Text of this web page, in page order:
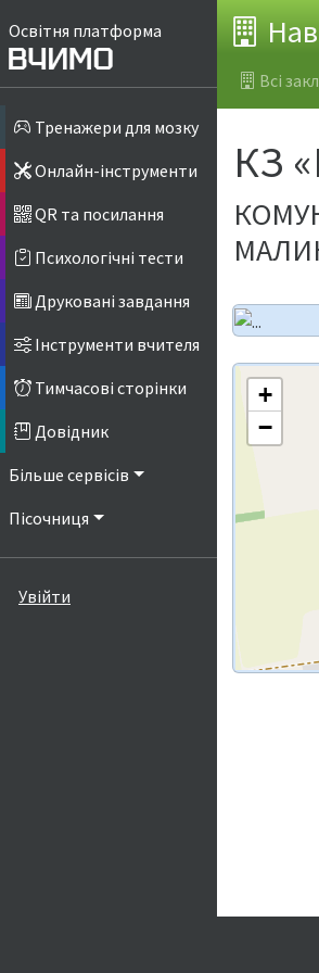
Освітня платформа
Тренажери для мозку
Онлайн-інструменти
QR та посилання
Психологічні тести
Друковані завдання
Інструменти вчителя
Тимчасові сторінки
Довідник
Більше сервісів
Пісочниця
Увійти
Всі
КЗ
+
−